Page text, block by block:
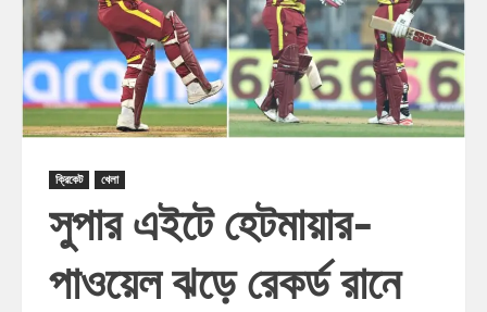
ক্রিকেট খেলা
সুপার এইটে হেটমায়ার-
পাওয়েল ঝড়ে রেকর্ড রানে